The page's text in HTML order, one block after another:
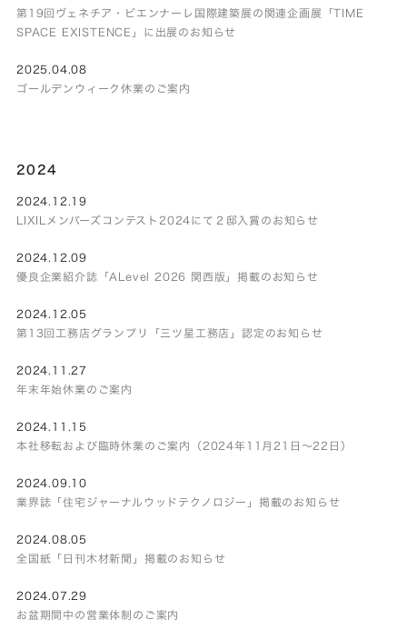
第19回ヴェネチア・ビエンナーレ国際建築展の関連企画展「TIME
SPACE EXISTENCE」に出展のお知らせ
2025.04.08
ゴールデンウィーク休業のご案内
2024
2024.12.19
LIXILメンバーズコンテスト2024にて２邸入賞のお知らせ
2024.12.09
優良企業紹介誌「ALevel 2026 関西版」掲載のお知らせ
2024.12.05
第13回工務店グランプリ「三ツ星工務店」認定のお知らせ
2024.11.27
年末年始休業のご案内
2024.11.15
本社移転および臨時休業のご案内（2024年11月21日～22日）
2024.09.10
業界誌「住宅ジャーナルウッドテクノロジー」掲載のお知らせ
2024.08.05
全国紙「日刊木材新聞」掲載のお知らせ
2024.07.29
お盆期間中の営業体制のご案内